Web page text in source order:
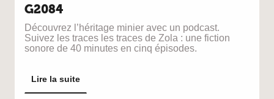
G2084
Découvrez l’héritage minier avec un podcast.
Suivez les traces les traces de Zola : une fiction
sonore de 40 minutes en cinq épisodes.
Lire la suite